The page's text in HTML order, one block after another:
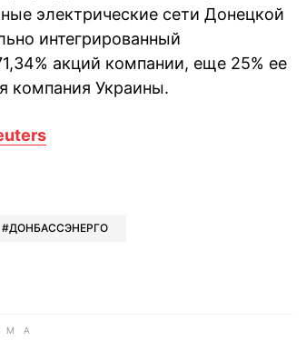
электрические сети Донецкой
интегрированный
акций компании, еще 25% ее
компания Украины.
ДОНБАССЭНЕРГО